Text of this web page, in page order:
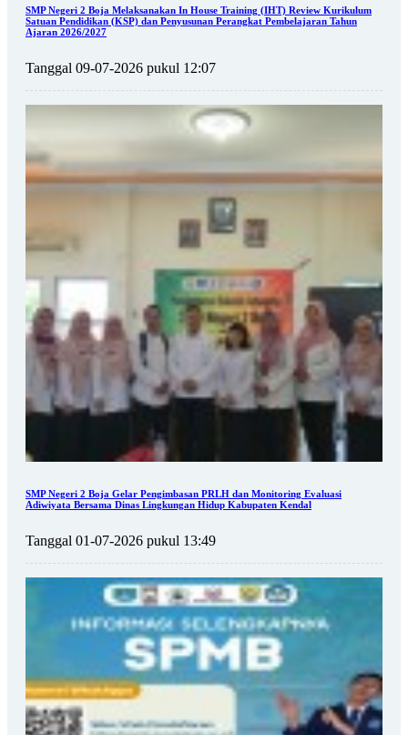
SMP Negeri 2 Boja Melaksanakan In House Training (IHT) Review Kurikulum
Satuan Pendidikan (KSP) dan Penyusunan Perangkat Pembelajaran Tahun
Ajaran 2026/2027
Tanggal 09-07-2026 pukul 12:07
SMP Negeri 2 Boja Gelar Pengimbasan PRLH dan Monitoring Evaluasi
Adiwiyata Bersama Dinas Lingkungan Hidup Kabupaten Kendal
Tanggal 01-07-2026 pukul 13:49